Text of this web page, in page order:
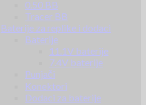
0.50 BB
Tracer BB
Baterije za replike i dodaci
Baterije
11.1V baterije
7.4V baterije
Punjači
Konektori
Dodaci za baterije